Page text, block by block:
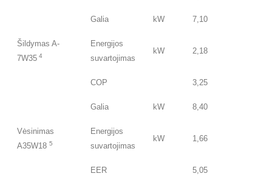
Šildymas A-
7W35 4
Galia kW 7,10
Energijos
suvartojimas
kW 2,18
COP 3,25
Vėsinimas
A35W18 5
Galia kW 8,40
Energijos
suvartojimas
kW 1,66
EER 5,05